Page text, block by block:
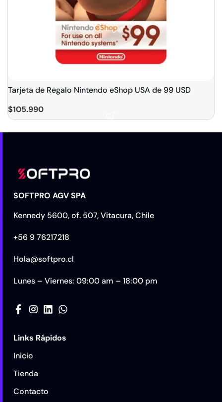
Tarjeta de Regalo Nintendo eShop USA de 99 USD
$105.990
SOFTPRO AGV SPA
Kennedy 5600, of. 507, Vitacura, Chile
+56 9 76217218
Hola@softpro.cl
Lunes – Viernes: 09:00 am – 18:00 pm
Links Rápidos
Inicio
Tienda
Contacto